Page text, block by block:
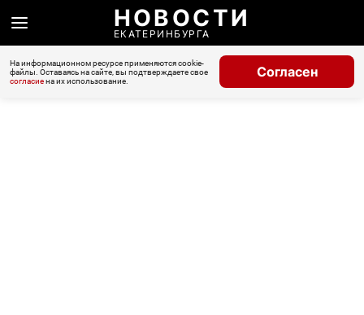
НОВОСТИ
ЕКАТЕРИНБУРГА
На информационном ресурсе применяются cookie-
файлы. Оставаясь на сайте, вы подтверждаете свое
согласиена их использование.
Согласен